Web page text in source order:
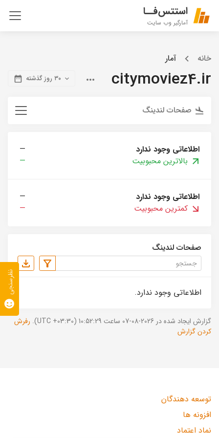
استتس‌فــا
آمارگیر وب سایت
خانه آمار
citymoviez4.ir ۳۰ روز گذشته
صفحات لندینگ
اطلاعاتی وجود ندارد
—
بالاترین محبوبیت
—
اطلاعاتی وجود ندارد
—
کمترین محبوبیت
—
صفحات لندینگ
اطلاعاتی وجود ندارد.
گزارش ایجاد شده در 2026-08-07 ساعت 10:52:29 (UTC +03:30).
رفرش
کردن گزارش
توسعه دهندگان
افزونه ها
نماد اعتماد
نظرسنجی